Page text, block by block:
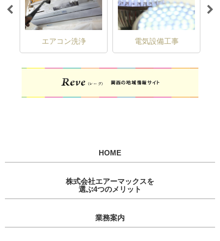
エアコン洗浄 電気設備工事
HOME
株式会社エアーマックスを
選ぶ4つのメリット
業務案内